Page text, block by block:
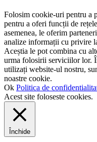
Folosim cookie-uri pentru a
pentru a oferi funcții de
asemenea, le oferim
analize informații cu privire
Aceștia le pot combina cu
urma folosirii serviciilor lor.
utilizați website-ul nostru,
noastre cookie.
Ok Politica de
Acest site foloseste cookies.
Închide